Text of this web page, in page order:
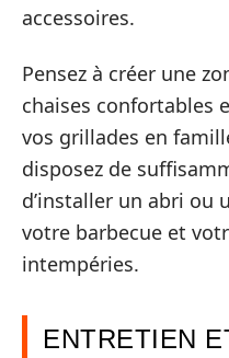
accessoires.
Pensez à créer une
chaises confortables
vos grillades en
disposez de
d’installer un abri ou
votre barbecue et
intempéries.
ENTRETIEN